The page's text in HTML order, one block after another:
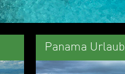
Panama Urlaub